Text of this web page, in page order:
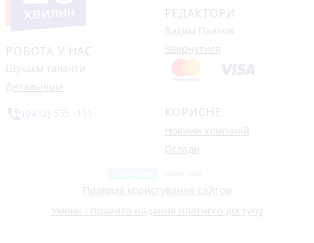
РОБОТА У НАС
Шукаєм таланти
Детальніше
РЕДАКТОРИ
Вадим Павлов
Звернутися
КОРИСНЕ
Новини компаній
Огляди
Правила користування сайтом
Умови і правила надання платного доступу